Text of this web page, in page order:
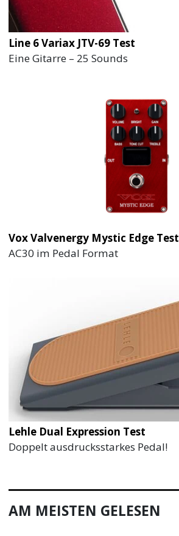
Line 6 Variax JTV-69 Test
Eine Gitarre – 25 Sounds
Vox Valvenergy Mystic Edge Test
AC30 im Pedal Format
Lehle Dual Expression Test
Doppelt ausdrucksstarkes Pedal!
AM MEISTEN GELESEN